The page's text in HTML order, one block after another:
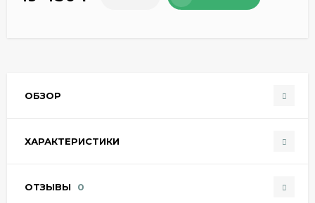
ОБЗОР
ХАРАКТЕРИСТИКИ
ОТЗЫВЫ 0